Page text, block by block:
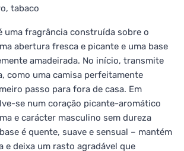
tabaco
uma fragrância construída sobre o
abertura fresca e picante e uma base
amadeirada. No início, transmite
como uma camisa perfeitamente
passo para fora de casa. Em
se num coração picante-aromático
e carácter masculino sem dureza
é quente, suave e sensual – mantém
e deixa um rasto agradável que